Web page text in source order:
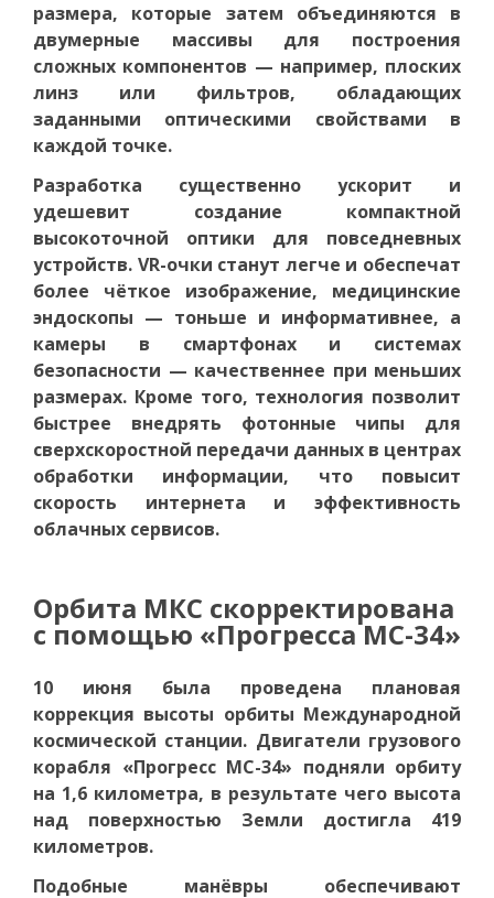
размера, которые затем объединяются в
двумерные массивы для построения
сложных компонентов — например, плоских
линз или фильтров, обладающих
заданными оптическими свойствами в
каждой точке.
Разработка существенно ускорит и
удешевит создание компактной
высокоточной оптики для повседневных
устройств. VR-очки станут легче и обеспечат
более чёткое изображение, медицинские
эндоскопы — тоньше и информативнее, а
камеры в смартфонах и системах
безопасности — качественнее при меньших
размерах. Кроме того, технология позволит
быстрее внедрять фотонные чипы для
сверхскоростной передачи данных в центрах
обработки информации, что повысит
скорость интернета и эффективность
облачных сервисов.
Орбита МКС скорректирована
с помощью «Прогресса МС-34»
10 июня была проведена плановая
коррекция высоты орбиты Международной
космической станции. Двигатели грузового
корабля «Прогресс МС-34» подняли орбиту
на 1,6 километра, в результате чего высота
над поверхностью Земли достигла 419
километров.
Подобные манёвры обеспечивают